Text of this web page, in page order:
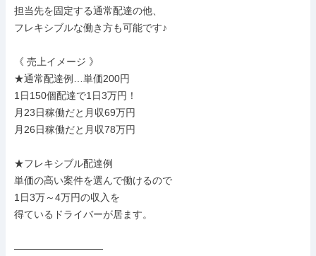
担当先を固定する通常配達の他、
フレキシブルな働き方も可能です♪
《 売上イメージ 》
★通常配達例…単価200円
1日150個配達で1日3万円！
月23日稼働だと月収69万円
月26日稼働だと月収78万円
★フレキシブル配達例
単価の高い案件を選んで働けるので
1日3万～4万円の収入を
得ているドライバーが居ます。
―――――――――